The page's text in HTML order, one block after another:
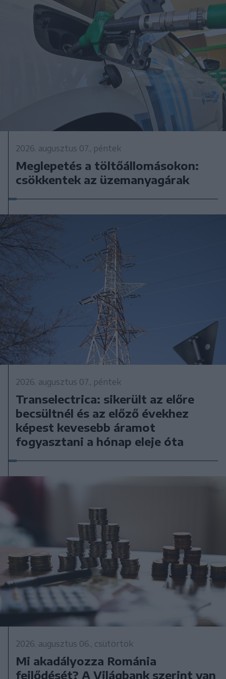
2026. augusztus 07., péntek
Meglepetés a töltőállomásokon:
csökkentek az üzemanyagárak
2026. augusztus 07., péntek
Transelectrica: sikerült az előre
becsültnél és az előző évekhez
képest kevesebb áramot
fogyasztani a hónap eleje óta
2026. augusztus 06., csütörtök
Mi akadályozza Románia
fejlődését? A Világbank szerint van